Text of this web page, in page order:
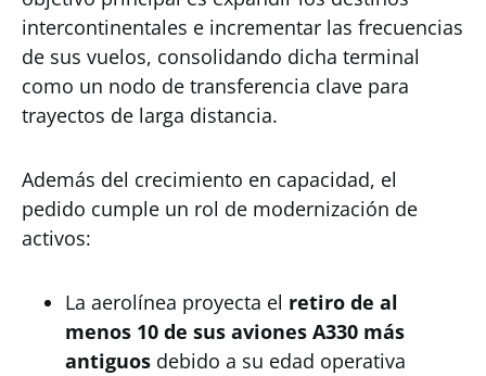
intercontinentales e incrementar las frecuencias
de sus vuelos, consolidando dicha terminal
como un nodo de transferencia clave para
trayectos de larga distancia.
Además del crecimiento en capacidad, el
pedido cumple un rol de modernización de
activos:
La aerolínea proyecta el retiro de al
menos 10 de sus aviones A330 más
antiguos debido a su edad operativa